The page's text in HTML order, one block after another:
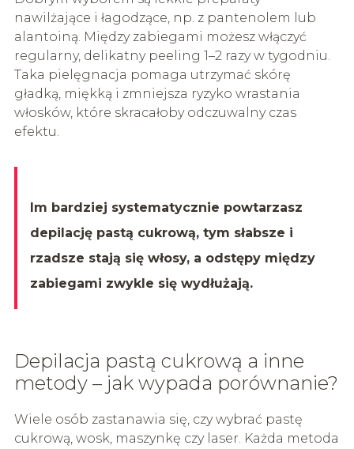
nawilżające i łagodzące, np. z pantenolem lub
alantoiną. Między zabiegami możesz włączyć
regularny, delikatny peeling 1–2 razy w tygodniu.
Taka pielęgnacja pomaga utrzymać skórę
gładką, miękką i zmniejsza ryzyko wrastania
włosków, które skracałoby odczuwalny czas
efektu.
Im bardziej systematycznie powtarzasz
depilację pastą cukrową, tym słabsze i
rzadsze stają się włosy, a odstępy między
zabiegami zwykle się wydłużają.
Depilacja pastą cukrową a inne
metody – jak wypada porównanie?
Wiele osób zastanawia się, czy wybrać pastę
cukrową, wosk, maszynkę czy laser. Każda metoda